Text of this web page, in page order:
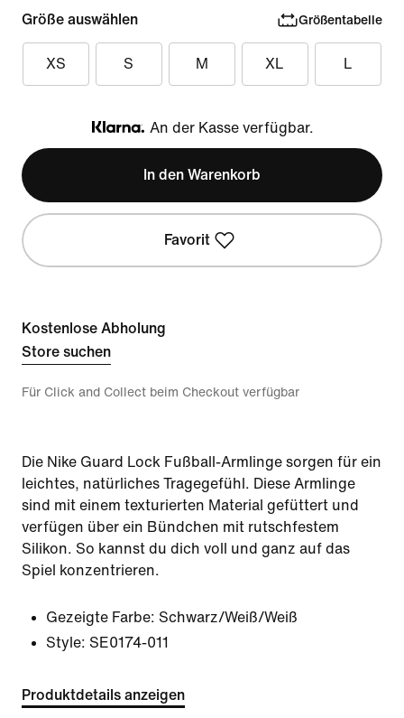
Größe auswählen Größentabelle
XS S M XL L
Klarna
An der Kasse verfügbar.
In den Warenkorb
Favorit
Kostenlose Abholung
Store suchen
Für Click and Collect beim Checkout verfügbar
Die Nike Guard Lock Fußball-Armlinge sorgen für ein
leichtes, natürliches Tragegefühl. Diese Armlinge
sind mit einem texturierten Material gefüttert und
verfügen über ein Bündchen mit rutschfestem
Silikon. So kannst du dich voll und ganz auf das
Spiel konzentrieren.
Gezeigte Farbe: Schwarz/Weiß/Weiß
Style: SE0174-011
Produktdetails anzeigen